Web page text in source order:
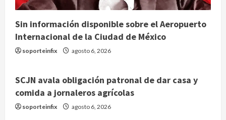
Sin información disponible sobre el Aeropuerto
Internacional de la Ciudad de México
soporteinfix agosto 6, 2026
SCJN avala obligación patronal de dar casa y
comida a jornaleros agrícolas
soporteinfix agosto 6, 2026